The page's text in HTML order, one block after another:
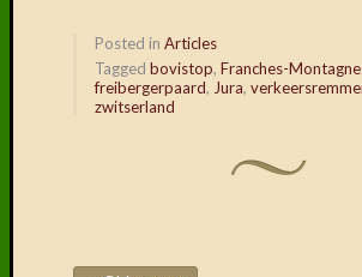
rechten voorbehouden. |
cookiebeleid